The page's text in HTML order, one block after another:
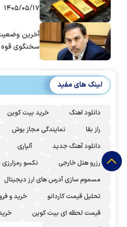
۱۴۰۵/۰۵/۱۷
آخرین
سخنگوی قوه
لینک های مفید
دانلود اهنگ خرید بیت کوین
راز بقا
نمایندگی مجاز بوش
دانلود آهنگ جدید
آلپاری
رزرو هتل خارجی
نکسو رمزارزی
مسموم سازی آدرس های ارز دیجیتال
تحلیل قیمت کاردانو
خرید و
قیمت لحظه ای بیت کوین